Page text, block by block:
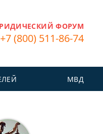
ФОРУМ
+7 (800) 511-86-74
МВД